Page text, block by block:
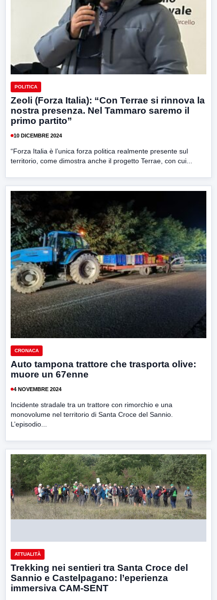
POLITICA
Zeoli (Forza Italia): “Con Terrae si rinnova la
nostra presenza. Nel Tammaro saremo il
primo partito”
10 DICEMBRE 2024
“Forza Italia è l’unica forza politica realmente presente sul
territorio, come dimostra anche il progetto Terrae, con cui...
CRONACA
Auto tampona trattore che trasporta olive:
muore un 67enne
4 NOVEMBRE 2024
Incidente stradale tra un trattore con rimorchio e una
monovolume nel territorio di Santa Croce del Sannio.
L’episodio...
ATTUALITÀ
Trekking nei sentieri tra Santa Croce del
Sannio e Castelpagano: l’eperienza
immersiva CAM-SENT